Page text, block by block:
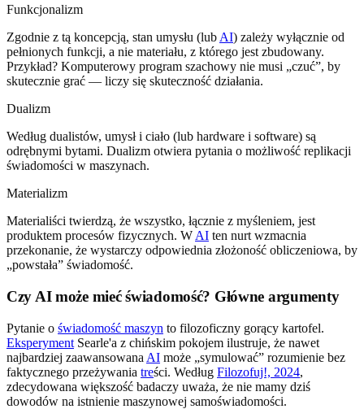
Funkcjonalizm
Zgodnie z tą koncepcją, stan umysłu (lub AI) zależy wyłącznie od
pełnionych funkcji, a nie materiału, z którego jest zbudowany.
Przykład? Komputerowy program szachowy nie musi „czuć”, by
skutecznie grać — liczy się skuteczność działania.
Dualizm
Według dualistów, umysł i ciało (lub hardware i software) są
odrębnymi bytami. Dualizm otwiera pytania o możliwość replikacji
świadomości w maszynach.
Materializm
Materialiści twierdzą, że wszystko, łącznie z myśleniem, jest
produktem procesów fizycznych. W AI ten nurt wzmacnia
przekonanie, że wystarczy odpowiednia złożoność obliczeniowa, by
„powstała” świadomość.
Czy AI może mieć świadomość? Główne argumenty
Pytanie o świadomość maszyn to filozoficzny gorący kartofel.
Eksperyment Searle'a z chińskim pokojem ilustruje, że nawet
najbardziej zaawansowana AI może „symulować” rozumienie bez
faktycznego przeżywania treści. Według Filozofuj!, 2024,
zdecydowana większość badaczy uważa, że nie mamy dziś
dowodów na istnienie maszynowej samoświadomości.